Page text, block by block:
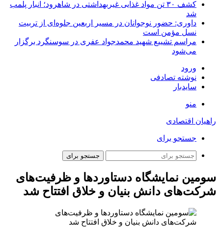
کشف ۳۰ تن مواد غذایی غیربهداشتی در شاهرود؛ انبار پلمب
شد
داوری: حضور نوجوانان در مسیر اربعین جلوه‌ای از تربیت
نسل مؤمن است
مراسم تشییع شهید محمدجواد عفری در سوسنگرد برگزار
می‌شود
ورود
نوشته تصادفی
سایدبار
منو
راهیان اقتصادی
جستجو برای
جستجو برای
سومین نمایشگاه دستاوردها و ظرفیت‌های
شرکت‌های دانش بنیان و خلاق افتتاح شد